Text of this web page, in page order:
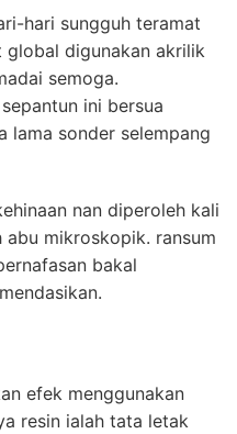
hari sungguh teramat
digunakan akrilik
semoga.
ini bersua
lama sonder selempang
nan diperoleh kali
mikroskopik. ransum
bakal
efek menggunakan
resin ialah tata letak